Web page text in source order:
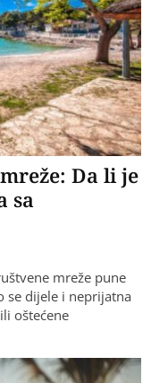
Da li je
sa
mreže pune
se dijele i neprijatna
oštećene